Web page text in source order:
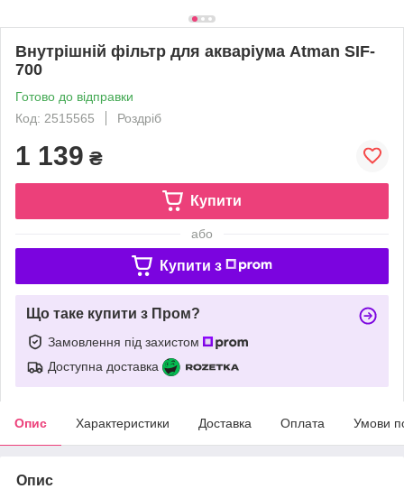
Внутрішній фільтр для акваріума Atman SIF-
700
Готово до відправки
Код: 2515565
Роздріб
1 139 ₴
Купити
або
Купити з
Що таке купити з Пром?
Замовлення під захистом
Доступна доставка
Опис Характеристики Доставка Оплата Умови
Опис